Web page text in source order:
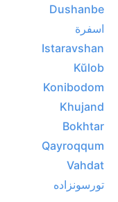
Dushanbe
اسفرة
Istaravshan
Kŭlob
Konibodom
Khujand
Bokhtar
Qayroqqum
Vahdat
تورسونزاده